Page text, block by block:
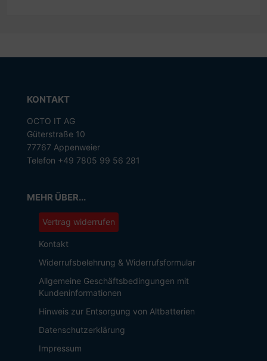
KONTAKT
OCTO IT AG
Güterstraße 10
77767 Appenweier
Telefon +49 7805 99 56 281
MEHR ÜBER...
Vertrag widerrufen
Kontakt
Widerrufsbelehrung & Widerrufsformular
Allgemeine Geschäftsbedingungen mit
Kundeninformationen
Hinweis zur Entsorgung von Altbatterien
Datenschutzerklärung
Impressum